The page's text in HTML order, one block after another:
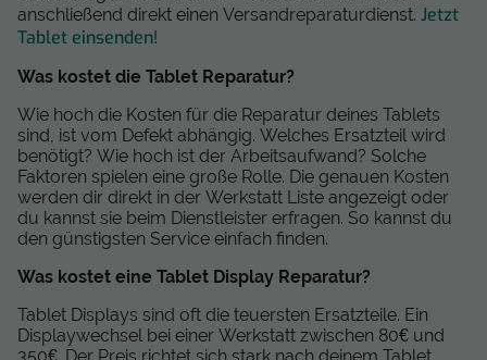
anschließend direkt einen Versandreparaturdienst. Jetzt
Tablet einsenden!
Was kostet die Tablet Reparatur?
Wie hoch die Kosten für die Reparatur deines Tablets
sind, ist vom Defekt abhängig. Welches Ersatzteil wird
benötigt? Wie hoch ist der Arbeitsaufwand? Solche
Faktoren spielen eine große Rolle. Die genauen Kosten
werden dir direkt in der Werkstatt Liste angezeigt oder
du kannst sie beim Dienstleister erfragen. So kannst du
den günstigsten Service einfach finden.
Was kostet eine Tablet Display Reparatur?
Tablet Displays sind oft die teuersten Ersatzteile. Ein
Displaywechsel bei einer Werkstatt zwischen 80€ und